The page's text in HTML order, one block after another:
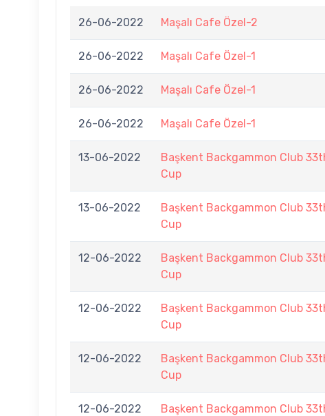
26-06-2022 Maşalı Cafe Özel-2
26-06-2022 Maşalı Cafe Özel-1
26-06-2022 Maşalı Cafe Özel-1
26-06-2022 Maşalı Cafe Özel-1
13-06-2022
Başkent Backgammon Club
Cup
13-06-2022
Başkent Backgammon Club
Cup
12-06-2022
Başkent Backgammon Club
Cup
12-06-2022
Başkent Backgammon Club
Cup
12-06-2022
Başkent Backgammon Club
Cup
12-06-2022
Başkent Backgammon Club